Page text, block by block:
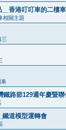
香港叮叮車的二樓
相關主題
三
車
路節129週年慶暨
鐵道模型運轉會